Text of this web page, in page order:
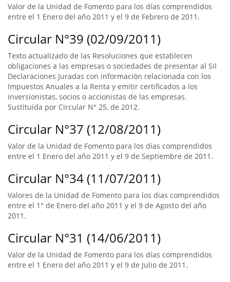
Valor de la Unidad de Fomento para los días comprendidos
entre el 1 Enero del año 2011 y el 9 de Febrero de 2011.
Circular N°39 (02/09/2011)
Texto actualizado de las Resoluciones que establecen
obligaciones a las empresas o sociedades de presentar al SII
Declaraciones Juradas con información relacionada con los
Impuestos Anuales a la Renta y emitir certificados a los
inversionistas, socios o accionistas de las empresas.
Sustituída por Circular N° 25, de 2012.
Circular N°37 (12/08/2011)
Valor de la Unidad de Fomento para los días comprendidos
entre el 1 Enero del año 2011 y el 9 de Septiembre de 2011.
Circular N°34 (11/07/2011)
Valores de la Unidad de Fomento para los dias comprendidos
entre el 1° de Enero del año 2011 y el 9 de Agosto del año
2011.
Circular N°31 (14/06/2011)
Valor de la Unidad de Fomento para los días comprendidos
entre el 1 Enero del año 2011 y el 9 de Julio de 2011.